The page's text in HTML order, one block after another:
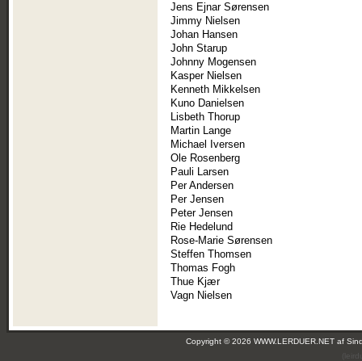
Jens Ejnar Sørensen
Jimmy Nielsen
Johan Hansen
John Starup
Johnny Mogensen
Kasper Nielsen
Kenneth Mikkelsen
Kuno Danielsen
Lisbeth Thorup
Martin Lange
Michael Iversen
Ole Rosenberg
Pauli Larsen
Per Andersen
Per Jensen
Peter Jensen
Rie Hedelund
Rose-Marie Sørensen
Steffen Thomsen
Thomas Fogh
Thue Kjær
Vagn Nielsen
Copyright © 2026 WWW.LERDUER.NET af